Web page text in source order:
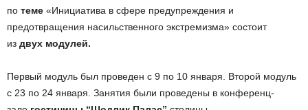
по теме «Инициатива в сфере предупреждения и
предотвращения насильственного экстремизма» состоит
из двух модулей.
Первый модуль был проведен с 9 по 10 января. Второй модуль
с 23 по 24 января. Занятия были проведены в конференц-